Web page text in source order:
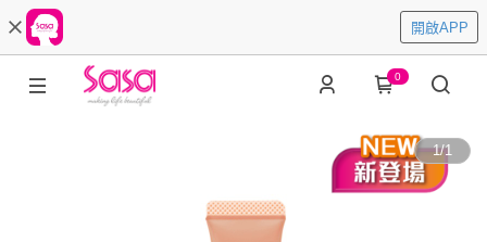
開啟APP
0
1/1